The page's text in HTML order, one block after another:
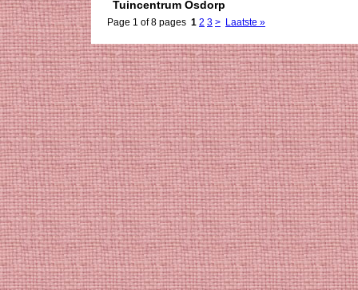
Tuincentrum Osdorp
Page 1 of 8 pages 1 2 3 > Laatste »